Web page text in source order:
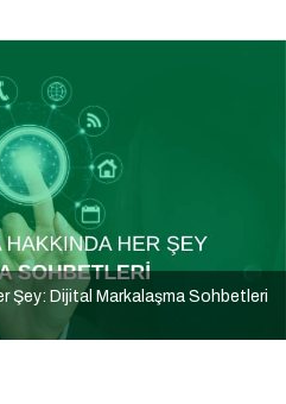
Şey: Dijital Markalaşma Sohbetleri